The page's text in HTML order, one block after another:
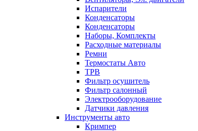
Испарители
Конденсаторы
Конденсаторы
Наборы, Комплекты
Расходные материалы
Ремни
Термостаты Авто
ТРВ
Фильтр осушитель
Фильтр салонный
Электрооборудование
Датчики давления
Инструменты авто
Кримпер